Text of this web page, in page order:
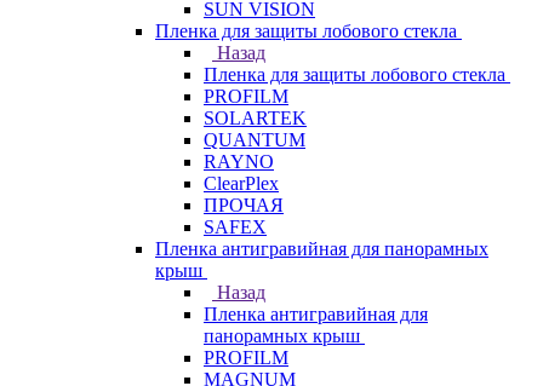
SUN VISION
Пленка для защиты лобового стекла
Назад
Пленка для защиты лобового стекла
PROFILM
SOLARTEK
QUANTUM
RAYNO
ClearPlex
ПРОЧАЯ
SAFEX
Пленка антигравийная для панорамных
крыш
Назад
Пленка антигравийная для
панорамных крыш
PROFILM
MAGNUM